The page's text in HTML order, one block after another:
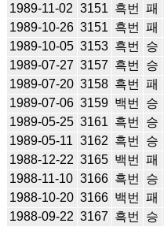
1989-11-02 3151 흑번 패
1989-10-26 3151 흑번 패
1989-10-05 3153 흑번 승
1989-07-27 3157 흑번 승
1989-07-20 3158 흑번 패
1989-07-06 3159 백번 승
1989-05-25 3161 흑번 승
1989-05-11 3162 흑번 승
1988-12-22 3165 백번 패
1988-11-10 3166 흑번 승
1988-10-20 3166 백번 패
1988-09-22 3167 흑번 승